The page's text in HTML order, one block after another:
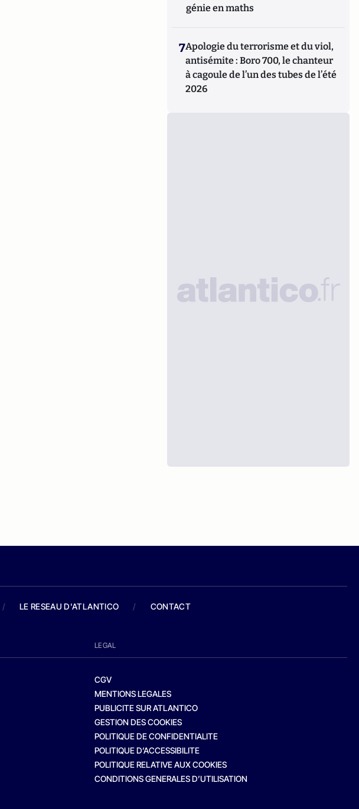
génie en maths
7Apologie du terrorisme et du viol,
antisémite : Boro 700, le chanteur
à cagoule de l’un des tubes de l’été
2026
/ LE RESEAU D'ATLANTICO / CONTACT
LEGAL
CGV
MENTIONS LEGALES
PUBLICITE SUR ATLANTICO
GESTION DES COOKIES
POLITIQUE DE CONFIDENTIALITE
POLITIQUE D’ACCESSIBILITE
POLITIQUE RELATIVE AUX COOKIES
CONDITIONS GENERALES D’UTILISATION